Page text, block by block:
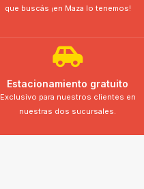
que buscás ¡en Maza lo tenemos!
Estacionamiento gratuito
Exclusivo para nuestros clientes en
nuestras dos sucursales.